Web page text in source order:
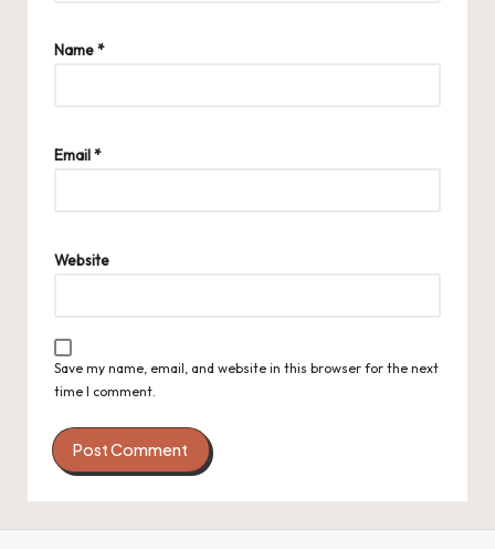
Name*
Email*
Website
Save my name, email, and website in this browser for the next
time I comment.